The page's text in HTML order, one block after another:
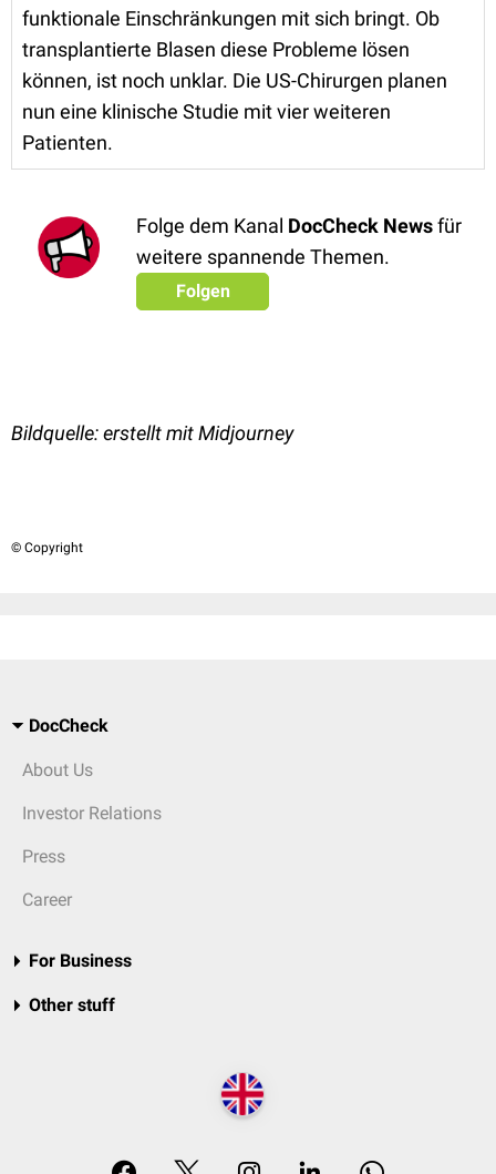
funktionale Einschränkungen mit sich bringt. Ob
transplantierte Blasen diese Probleme lösen
können, ist noch unklar. Die US-Chirurgen planen
nun eine klinische Studie mit vier weiteren
Patienten.
Folge dem Kanal DocCheck Newsfür
weitere spannende Themen.
Folgen
Bildquelle: erstellt mit Midjourney
© Copyright
DocCheck
About Us
Investor Relations
Press
Career
For Business
Other stuff